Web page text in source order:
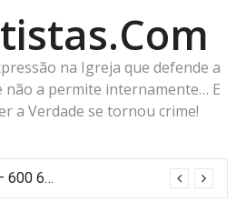
na Igreja que defende a
não a permite internamente… E
a Verdade se tornou crime!
6/6/6 — 6+6+6 — 600 60 6… Calcule o número da besta!